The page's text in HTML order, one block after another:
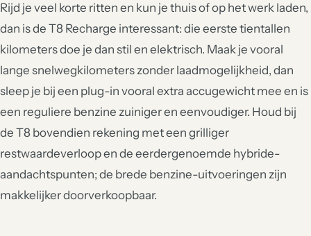
Rijd je veel korte ritten en kun je thuis of op het werk laden,
dan is de T8 Recharge interessant: die eerste tientallen
kilometers doe je dan stil en elektrisch. Maak je vooral
lange snelwegkilometers zonder laadmogelijkheid, dan
sleep je bij een plug-in vooral extra accugewicht mee en is
een reguliere benzine zuiniger en eenvoudiger. Houd bij
de T8 bovendien rekening met een grilliger
restwaardeverloop en de eerdergenoemde hybride-
aandachtspunten; de brede benzine-uitvoeringen zijn
makkelijker doorverkoopbaar.